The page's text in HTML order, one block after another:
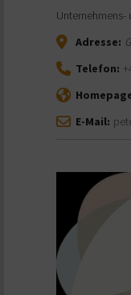
Unternehmens-
Adresse:
Telefon:
E-Mail: